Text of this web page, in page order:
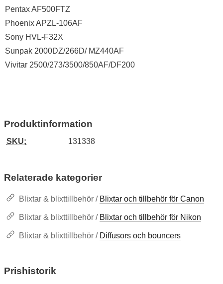
Pentax AF500FTZ
Phoenix APZL-106AF
Sony HVL-F32X
Sunpak 2000DZ/266D/ MZ440AF
Vivitar 2500/273/3500/850AF/DF200
Produktinformation
SKU: 131338
Relaterade kategorier
Blixtar & blixttillbehör / Blixtar och tillbehör för Canon
Blixtar & blixttillbehör / Blixtar och tillbehör för Nikon
Blixtar & blixttillbehör / Diffusors och bouncers
Prishistorik